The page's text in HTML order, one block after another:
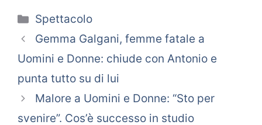
Categorie
Spettacolo
Gemma Galgani, femme fatale a
Uomini e Donne: chiude con Antonio e
punta tutto su di lui
Malore a Uomini e Donne: “Sto per
svenire”. Cos’è successo in studio